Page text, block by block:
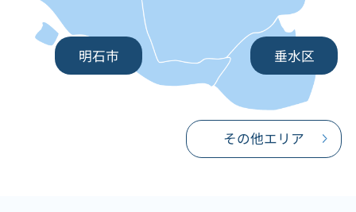
明石市 垂水区
その他エリア